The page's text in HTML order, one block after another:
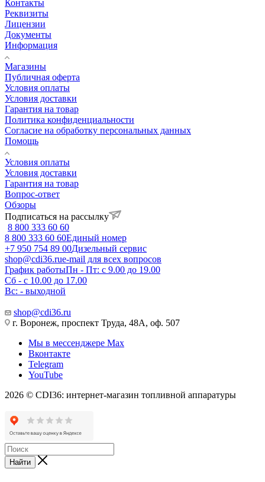
Контакты
Реквизиты
Лицензии
Документы
Информация
Магазины
Публичная оферта
Условия оплаты
Условия доставки
Гарантия на товар
Политика конфиденциальности
Согласие на обработку персональных данных
Помощь
Условия оплаты
Условия доставки
Гарантия на товар
Вопрос-ответ
Обзоры
Подписаться на рассылку
8 800 333 60 60
8 800 333 60 60Единый номер
+7 950 754 89 00Дизельный сервис
shop@cdi36.rue-mail для всех вопросов
График работыПн - Пт: с 9.00 до 19.00
Сб - с 10.00 до 17.00
Вс: - выходной
shop@cdi36.ru
г. Воронеж, проспект Труда, 48А, оф. 507
Мы в мессенджере Max
Вконтакте
Telegram
YouTube
2026 © CDI36: интернет-магазин топливной аппаратуры
Найти